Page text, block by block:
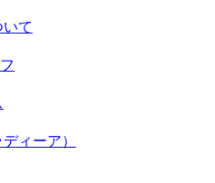
て
ィーア）